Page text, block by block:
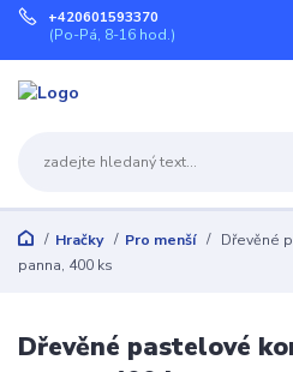
+420601593370
(Po-Pá, 8-16 hod.)
Hračky Pro menší
Dřevěné
panna, 400 ks
Dřevěné pastelové